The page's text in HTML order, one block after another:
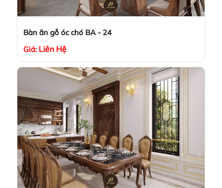
Bàn ăn gỗ óc chó BA - 24
Giá: Liên Hệ